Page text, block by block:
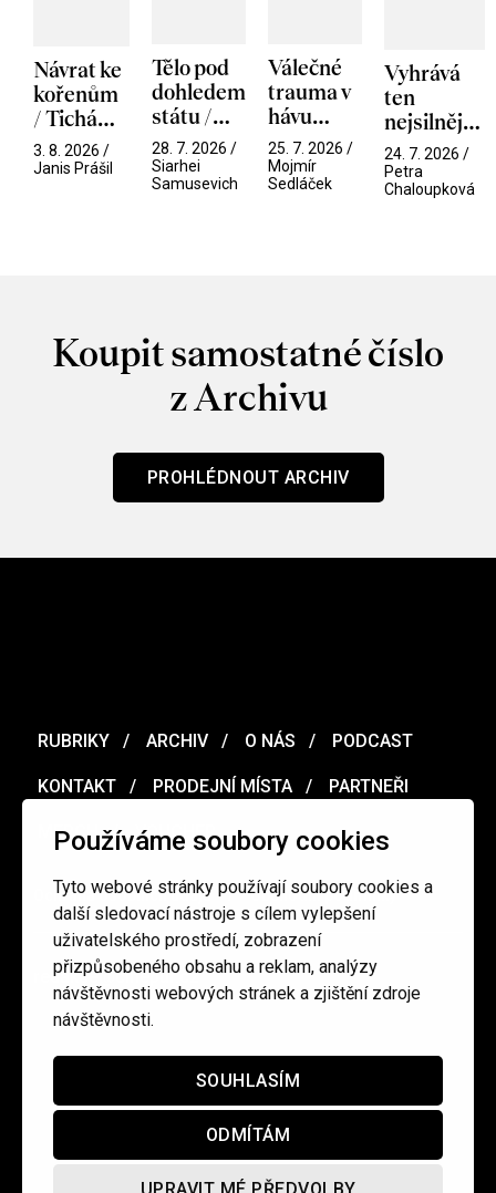
Používáme soubory cookies
Tyto webové stránky používají soubory cookies a
další sledovací nástroje s cílem vylepšení
uživatelského prostředí, zobrazení
přizpůsobeného obsahu a reklam, analýzy
návštěvnosti webových stránek a zjištění zdroje
návštěvnosti.
SOUHLASÍM
ODMÍTÁM
UPRAVIT MÉ PŘEDVOLBY
Návrat ke
kořenům
/ Tichá
přítelkyně
3. 8. 2026 /
Janis Prášil
Tělo pod
dohledem
státu /
Pramen
28. 7. 2026 /
Siarhei
Samusevich
Válečné
trauma v
hávu
spektáklu
/ Odyssea
25. 7. 2026 /
Mojmír
Sedláček
Vyhrává
ten
nejsilnější
/ V nitru
manosféry
24. 7. 2026 /
Petra
Chaloupková
Koupit samostatné číslo
z Archivu
PROHLÉDNOUT ARCHIV
RUBRIKY ARCHIV O NÁS PODCAST
KONTAKT PRODEJNÍ MÍSTA PARTNEŘI
MERCH VOUCHER
Ochrana osobních údajů / Obchodní podmínky
redakce@cinepur.cz